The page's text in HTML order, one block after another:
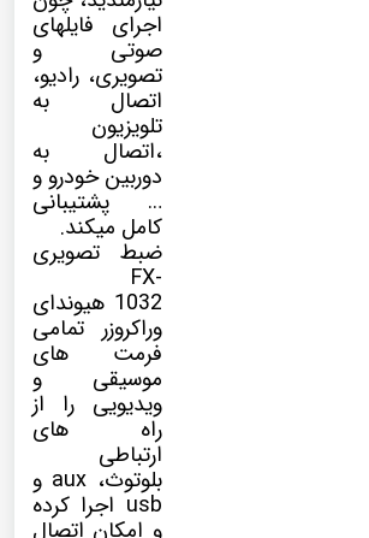
اجرای فایلهای
صوتی و
تصویری، رادیو،
اتصال به
تلویزیون
،اتصال به
دوربین خودرو و
… پشتیبانی
کامل میکند.
ضبط تصویری
FX-
1032 هیوندای
وراکروزر تمامی
فرمت های
موسیقی و
ویدیویی را از
راه های
ارتباطی
بلوتوث، aux و
usb اجرا کرده
و امکان اتصال